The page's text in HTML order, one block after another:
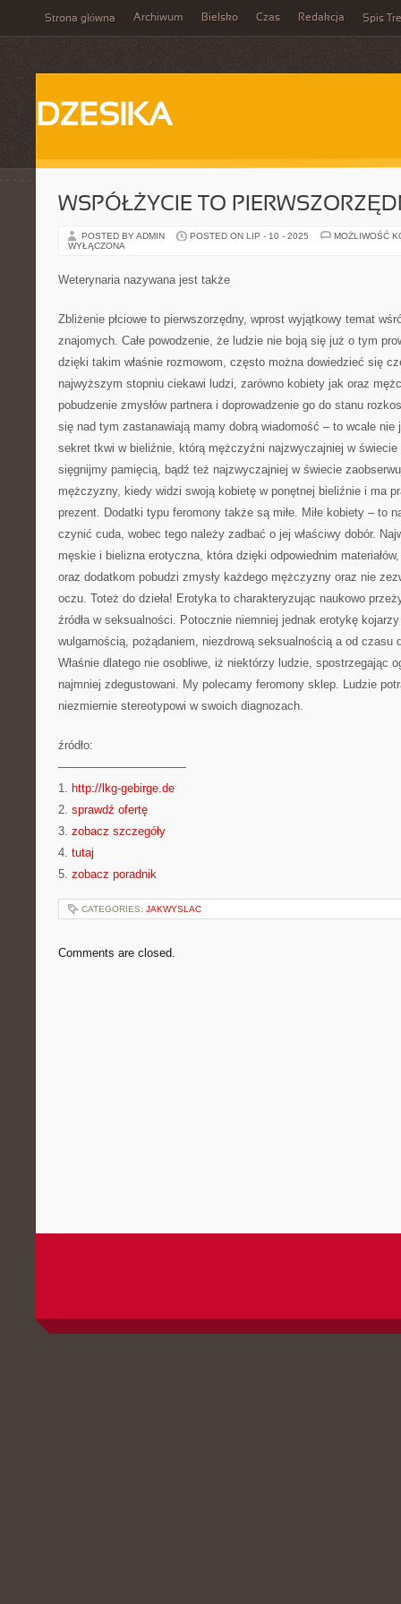
Strona główna Archiwum Bielsko Czas Redakcja Spis
DZESIKA
WSPÓŁŻYCIE TO
POSTED BY ADMIN POSTED ON LIP - 10 - 2025
MOŻLIWOŚĆ
WYŁĄCZONA
Weterynaria nazywana jest także
Zbliżenie płciowe to pierwszorzędny, wprost wyjątkowy temat
znajomych. Całe powodzenie, że ludzie nie boją się już o tym
dzięki takim właśnie rozmowom, często można dowiedzieć się
najwyższym stopniu ciekawi ludzi, zarówno kobiety jak oraz
pobudzenie zmysłów partnera i doprowadzenie go do stanu
się nad tym zastanawiają mamy dobrą wiadomość – to wcale nie
sekret tkwi w bieliźnie, którą mężczyźni najzwyczajniej w
sięgnijmy pamięcią, bądź też najzwyczajniej w świecie
mężczyzny, kiedy widzi swoją kobietę w ponętnej bieliźnie i ma
prezent. Dodatki typu feromony także są miłe. Miłe kobiety – to
czynić cuda, wobec tego należy zadbać o jej właściwy dobór.
męskie i bielizna erotyczna, która dzięki odpowiednim
oraz dodatkom pobudzi zmysły każdego mężczyzny oraz nie
oczu. Toteż do dzieła! Erotyka to charakteryzując naukowo
źródła w seksualności. Potocznie niemniej jednak erotykę
wulgarnością, pożądaniem, niezdrową seksualnością a od czasu
Właśnie dlatego nie osobliwe, iż niektórzy ludzie, spostrzegając
najmniej zdegustowani. My polecamy feromony sklep. Ludzie
niezmiernie stereotypowi w swoich diagnozach.
źródło:
———————————
1. http://lkg-gebirge.de
2. sprawdź ofertę
3. zobacz szczegóły
4. tutaj
5. zobacz poradnik
CATEGORIES: JAKWYSLAC
Comments are closed.